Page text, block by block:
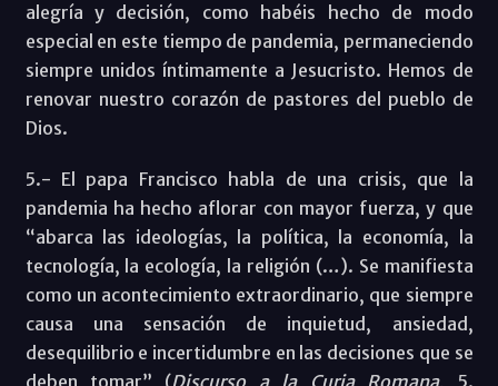
alegría y decisión, como habéis hecho de modo
especial en este tiempo de pandemia, permaneciendo
siempre unidos íntimamente a Jesucristo. Hemos de
renovar nuestro corazón de pastores del pueblo de
Dios.
5.- El papa Francisco habla de una crisis, que la
pandemia ha hecho aflorar con mayor fuerza, y que
“abarca las ideologías, la política, la economía, la
tecnología, la ecología, la religión (…). Se manifiesta
como un acontecimiento extraordinario, que siempre
causa una sensación de inquietud, ansiedad,
desequilibrio e incertidumbre en las decisiones que se